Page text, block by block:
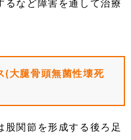
るなど障害を通して治療
(大腿骨頭無菌性壊死
股関節を形成する後ろ足